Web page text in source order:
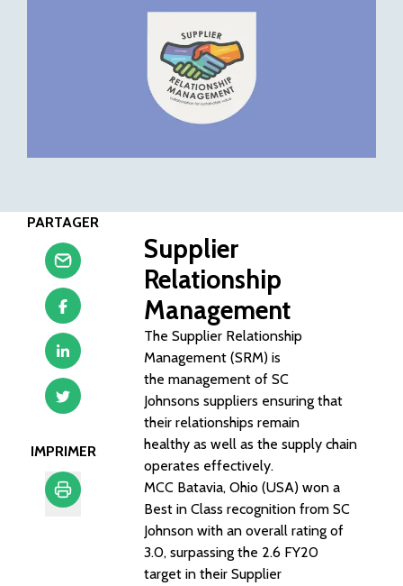
PARTAGER
IMPRIMER
Supplier
Relationship
Management
The Supplier Relationship
Management (SRM) is
the management of SC
Johnsons suppliers ensuring that
their relationships remain
healthy as well as the supply chain
operates effectively.
MCC Batavia, Ohio (USA) won a
Best in Class recognition from SC
Johnson with an overall rating of
3.0, surpassing the 2.6 FY20
target in their Supplier